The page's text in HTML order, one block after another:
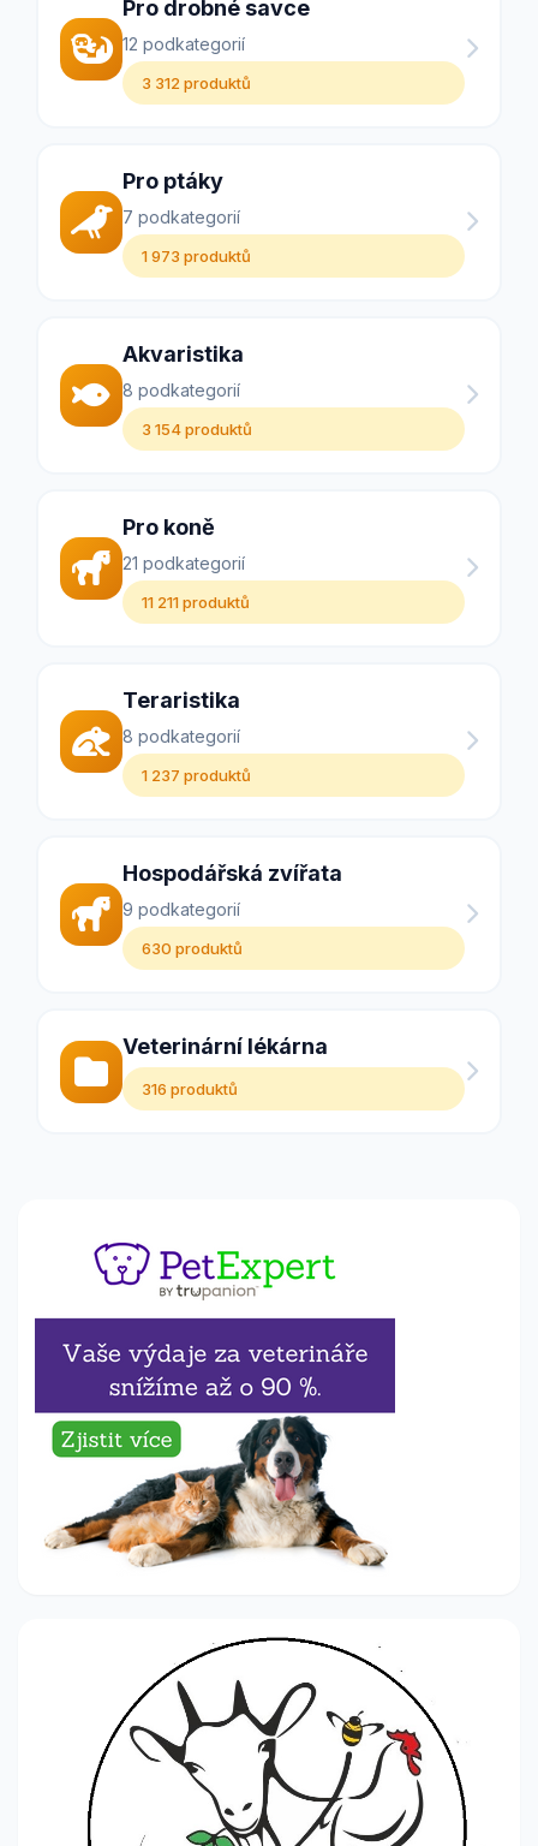
Pro drobné savce
12 podkategorií
3 312 produktů
Pro ptáky
7 podkategorií
1 973 produktů
Akvaristika
8 podkategorií
3 154 produktů
Pro koně
21 podkategorií
11 211 produktů
Teraristika
8 podkategorií
1 237 produktů
Hospodářská zvířata
9 podkategorií
630 produktů
Veterinární lékárna
316 produktů